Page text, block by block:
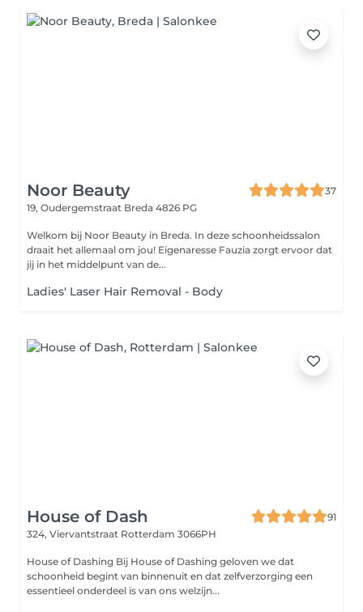
Noor Beauty
37
19, Oudergemstraat Breda 4826 PG
Welkom bij Noor Beauty in Breda. In deze schoonheidssalon
draait het allemaal om jou! Eigenaresse Fauzia zorgt ervoor dat
jij in het middelpunt van de...
Ladies' Laser Hair Removal - Body
House of Dash
91
324, Viervantstraat Rotterdam 3066PH
House of Dashing Bij House of Dashing geloven we dat
schoonheid begint van binnenuit en dat zelfverzorging een
essentieel onderdeel is van ons welzijn...